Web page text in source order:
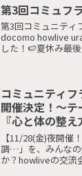
第3回コミュフ
第3回コミュニティ
docomo howlive
した！🍉夏休み最
の...
コミュニティ
開催決定！～
『心と体の整
う」
【11/28(金)夜開催
調…」を、みんな
か？howliveの交流